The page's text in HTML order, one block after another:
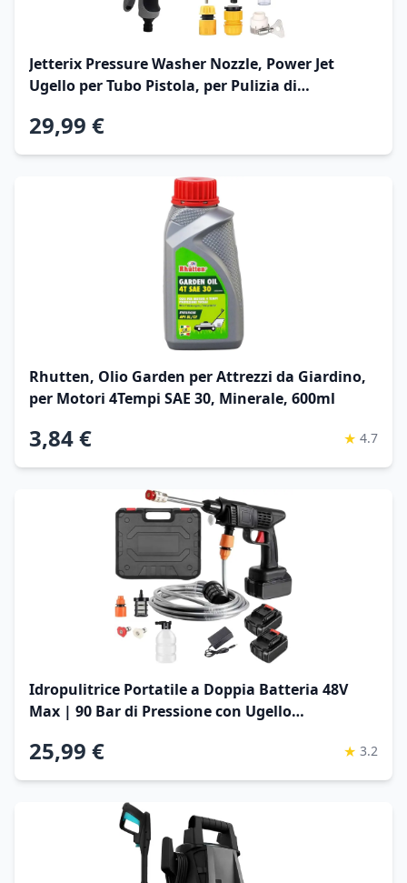
Jetterix Pressure Washer Nozzle, Power Jet
Ugello per Tubo Pistola, per Pulizia di
29,99 €
Rhutten, Olio Garden per Attrezzi da Giardino,
per Motori 4Tempi SAE 30, Minerale, 600ml
3,84 € ★ 4.7
Idropulitrice Portatile a Doppia Batteria 48V
Max | 90 Bar di Pressione con Ugello
25,99 € ★ 3.2